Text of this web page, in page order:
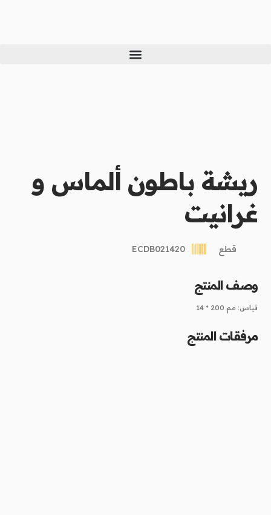
ريشة باطون ألماس و
غرانيت
قطع ECDB021420
وصف المنتج
قياس: مم 200 * 14
مرفقات المنتج